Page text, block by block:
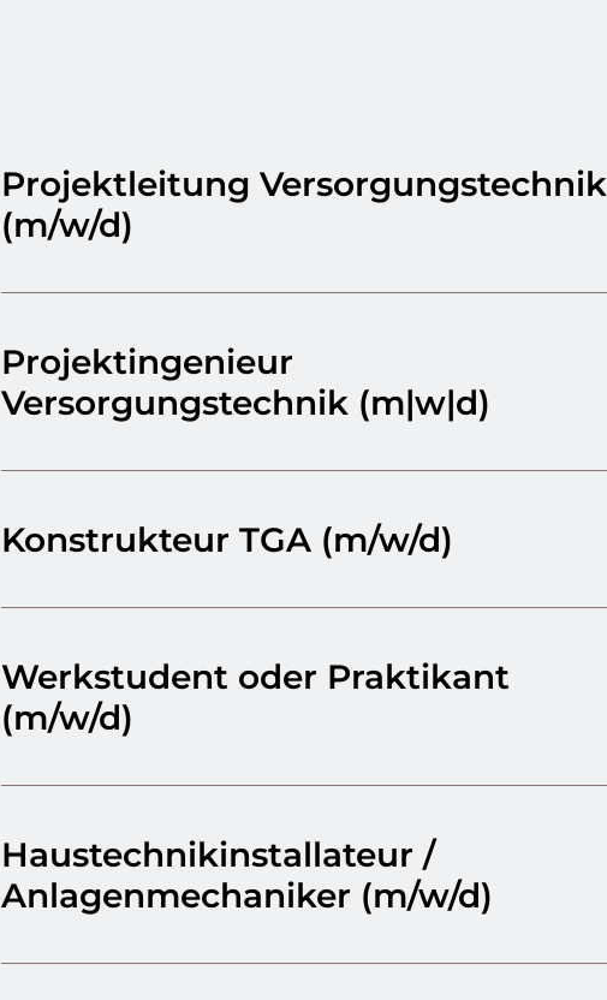
Projektleitung Versorgungstechnik
(m/w/d)
Projektingenieur
Versorgungstechnik (m|w|d)
Konstrukteur TGA (m/w/d)
Werkstudent oder Praktikant
(m/w/d)
Haustechnikinstallateur /
Anlagenmechaniker (m/w/d)